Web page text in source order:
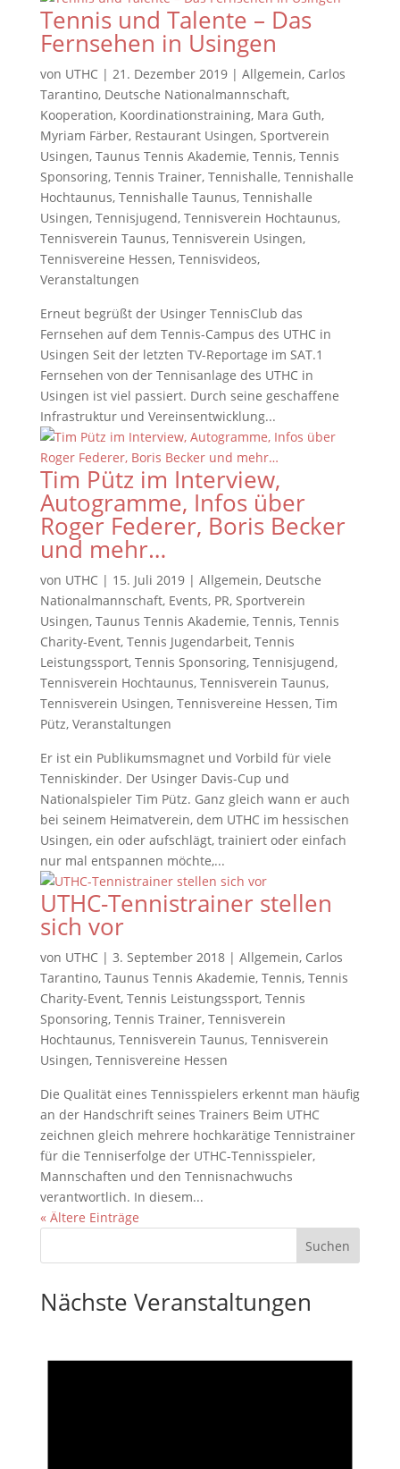
Tennis und Talente – Das
Fernsehen in Usingen
von UTHC| 21. Dezember 2019| Allgemein, Carlos
Tarantino, Deutsche Nationalmannschaft,
Kooperation, Koordinationstraining, Mara Guth,
Myriam Färber, Restaurant Usingen, Sportverein
Usingen, Taunus Tennis Akademie, Tennis, Tennis
Sponsoring, Tennis Trainer, Tennishalle, Tennishalle
Hochtaunus, Tennishalle Taunus, Tennishalle
Usingen, Tennisjugend, Tennisverein Hochtaunus,
Tennisverein Taunus, Tennisverein Usingen,
Tennisvereine Hessen, Tennisvideos,
Veranstaltungen
Erneut begrüßt der Usinger TennisClub das
Fernsehen auf dem Tennis-Campus des UTHC in
Usingen Seit der letzten TV-Reportage im SAT.1
Fernsehen von der Tennisanlage des UTHC in
Usingen ist viel passiert. Durch seine geschaffene
Infrastruktur und Vereinsentwicklung...
Tim Pütz im Interview,
Autogramme, Infos über
Roger Federer, Boris Becker
und mehr…
von UTHC| 15. Juli 2019| Allgemein, Deutsche
Nationalmannschaft, Events, PR, Sportverein
Usingen, Taunus Tennis Akademie, Tennis, Tennis
Charity-Event, Tennis Jugendarbeit, Tennis
Leistungssport, Tennis Sponsoring, Tennisjugend,
Tennisverein Hochtaunus, Tennisverein Taunus,
Tennisverein Usingen, Tennisvereine Hessen, Tim
Pütz, Veranstaltungen
Er ist ein Publikumsmagnet und Vorbild für viele
Tenniskinder. Der Usinger Davis-Cup und
Nationalspieler Tim Pütz. Ganz gleich wann er auch
bei seinem Heimatverein, dem UTHC im hessischen
Usingen, ein oder aufschlägt, trainiert oder einfach
nur mal entspannen möchte,...
UTHC-Tennistrainer stellen
sich vor
von UTHC| 3. September 2018| Allgemein, Carlos
Tarantino, Taunus Tennis Akademie, Tennis, Tennis
Charity-Event, Tennis Leistungssport, Tennis
Sponsoring, Tennis Trainer, Tennisverein
Hochtaunus, Tennisverein Taunus, Tennisverein
Usingen, Tennisvereine Hessen
Die Qualität eines Tennisspielers erkennt man häufig
an der Handschrift seines Trainers Beim UTHC
zeichnen gleich mehrere hochkarätige Tennistrainer
für die Tenniserfolge der UTHC-Tennisspieler,
Mannschaften und den Tennisnachwuchs
verantwortlich. In diesem...
« Ältere Einträge
Nächste Veranstaltungen